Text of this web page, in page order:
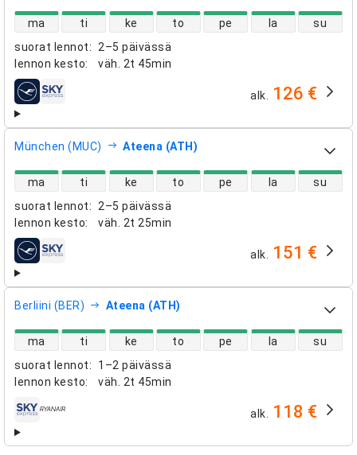
suorat lennot:
2–5 päivässä
lennon kesto: väh. 2t 45min
suorien lentojen saatavuus
ma ti ke to pe la su
lentoyhtiöt alk. 126 €
München (MUC) Ateena (ATH)
suorat lennot:
2–5 päivässä
lennon kesto: väh. 2t 25min
suorien lentojen saatavuus
ma ti ke to pe la su
lentoyhtiöt alk. 151 €
Berliini (BER) Ateena (ATH)
suorat lennot:
1–2 päivässä
lennon kesto: väh. 2t 45min
suorien lentojen saatavuus
ma ti ke to pe la su
lentoyhtiöt alk. 118 €